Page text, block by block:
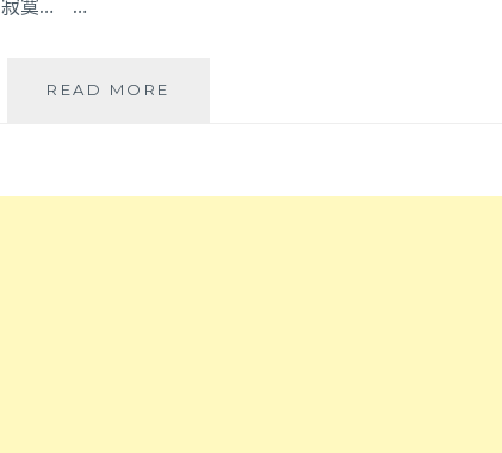
寂寞… …
READ MORE
在。